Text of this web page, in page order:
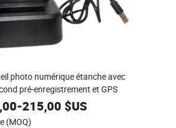
photo numérique étanche avec
pré-enregistrement et GPS
-215,00 $US
(MOQ)